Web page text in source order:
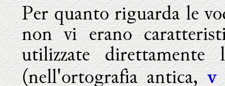
Per quanto riguarda le
non vi erano
utilizzate
(nell'ortografia antica,v